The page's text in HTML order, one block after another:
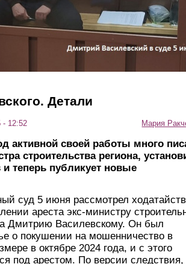
Детали
- 12:52 Мария
активной своей работы много
строительства региона,
и теперь публикует новые
суд 5 июня рассмотрел
ареста экс-министру
Дмитрию Василевскому. Он был
о покушении на мошенничество в
в октябре 2024 года, и с этого
под арестом. По версии следствия,